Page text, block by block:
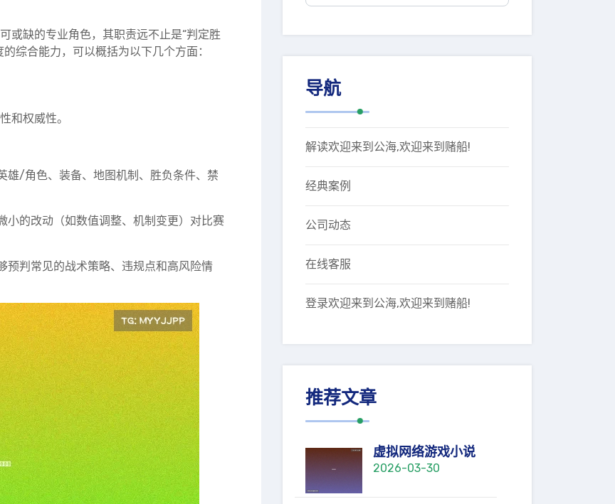
或缺的专业角色，其职责远不止是“判定胜
综合能力，可以概括为以下几个方面：
和权威性。
雄/角色、装备、地图机制、胜负条件、禁
小的改动（如数值调整、机制变更）对比赛
预判常见的战术策略、违规点和高风险情
导航
解读欢迎来到公海,欢迎来到赌船!
经典案例
公司动态
在线客服
登录欢迎来到公海,欢迎来到赌船!
推荐文章
虚拟网络游戏小说
2026-03-30